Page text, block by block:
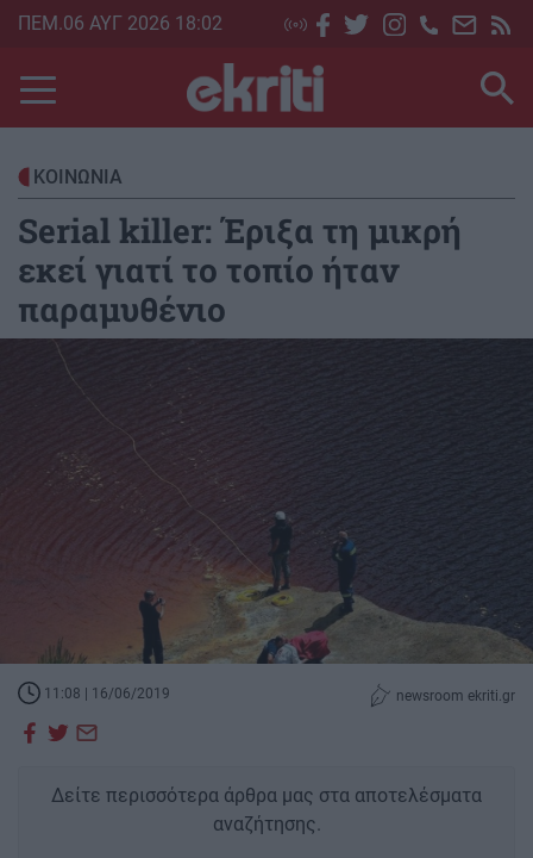
Skip
main
content
ΠΕΜ.06 ΑΥΓ 2026 18:02
ΚΟΙΝΩΝΙΑ
Serial killer: Έριξα τη μικρή
εκεί γιατί το τοπίο ήταν
παραμυθένιο
11:08 | 16/06/2019 newsroom ekriti.gr
Δείτε περισσότερα άρθρα μας στα αποτελέσματα
αναζήτησης.